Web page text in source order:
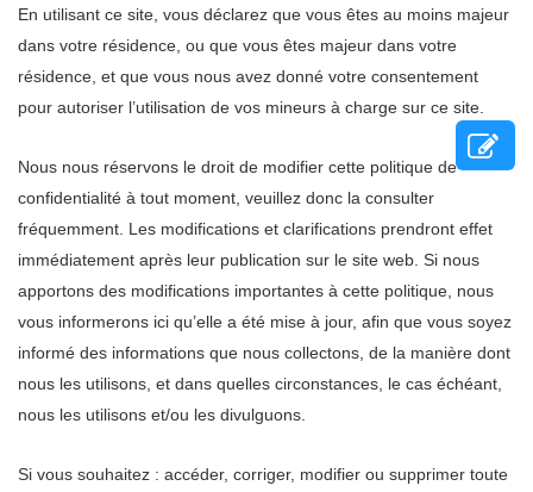
En utilisant ce site, vous déclarez que vous êtes au moins majeur
dans votre résidence, ou que vous êtes majeur dans votre
résidence, et que vous nous avez donné votre consentement
pour autoriser l’utilisation de vos mineurs à charge sur ce site.
Nous nous réservons le droit de modifier cette politique de
confidentialité à tout moment, veuillez donc la consulter
fréquemment. Les modifications et clarifications prendront effet
immédiatement après leur publication sur le site web. Si nous
apportons des modifications importantes à cette politique, nous
vous informerons ici qu’elle a été mise à jour, afin que vous soyez
informé des informations que nous collectons, de la manière dont
nous les utilisons, et dans quelles circonstances, le cas échéant,
nous les utilisons et/ou les divulguons.
Si vous souhaitez : accéder, corriger, modifier ou supprimer toute